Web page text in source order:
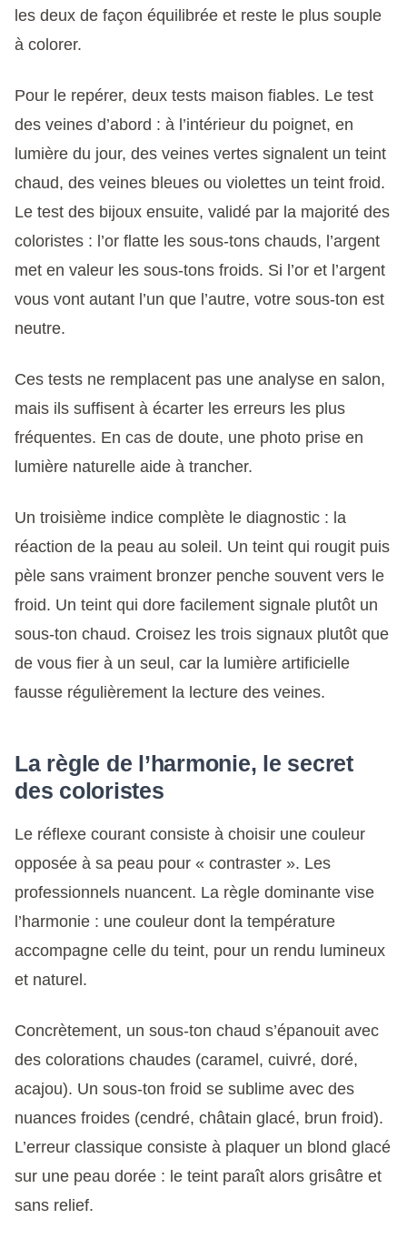
les deux de façon équilibrée et reste le plus souple
à colorer.
Pour le repérer, deux tests maison fiables. Le test
des veines d’abord : à l’intérieur du poignet, en
lumière du jour, des veines vertes signalent un teint
chaud, des veines bleues ou violettes un teint froid.
Le test des bijoux ensuite, validé par la majorité des
coloristes : l’or flatte les sous-tons chauds, l’argent
met en valeur les sous-tons froids. Si l’or et l’argent
vous vont autant l’un que l’autre, votre sous-ton est
neutre.
Ces tests ne remplacent pas une analyse en salon,
mais ils suffisent à écarter les erreurs les plus
fréquentes. En cas de doute, une photo prise en
lumière naturelle aide à trancher.
Un troisième indice complète le diagnostic : la
réaction de la peau au soleil. Un teint qui rougit puis
pèle sans vraiment bronzer penche souvent vers le
froid. Un teint qui dore facilement signale plutôt un
sous-ton chaud. Croisez les trois signaux plutôt que
de vous fier à un seul, car la lumière artificielle
fausse régulièrement la lecture des veines.
La règle de l’harmonie, le secret
des coloristes
Le réflexe courant consiste à choisir une couleur
opposée à sa peau pour « contraster ». Les
professionnels nuancent. La règle dominante vise
l’harmonie : une couleur dont la température
accompagne celle du teint, pour un rendu lumineux
et naturel.
Concrètement, un sous-ton chaud s’épanouit avec
des colorations chaudes (caramel, cuivré, doré,
acajou). Un sous-ton froid se sublime avec des
nuances froides (cendré, châtain glacé, brun froid).
L’erreur classique consiste à plaquer un blond glacé
sur une peau dorée : le teint paraît alors grisâtre et
sans relief.